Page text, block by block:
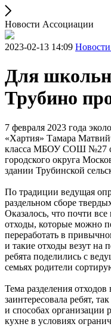
Новости Ассоциации
2023-02-13 14:09
Для
Трубино
7 февраля 2023 года
«Хартия» Тамара
класса МБОУ СОШ №27
городского округа
здании Трубинской
По традиции ведущая
раздельном сборе
Оказалось, что почти
отходы, которые можно
переработать в
и такие отходы везут на
ребята поделились с
семьях родители
Тема разделения
заинтересовала ребят,
и способах организации
кухне в условиях